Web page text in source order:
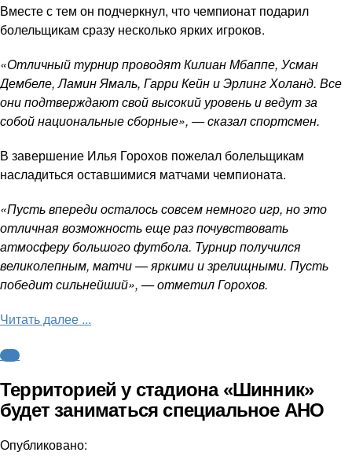
Вместе с тем он подчеркнул, что чемпионат подарил
болельщикам сразу несколько ярких игроков.
«Отличный турнир проводят Килиан Мбаппе, Усман
Дембеле, Ламин Ямаль, Гарри Кейн и Эрлинг Холанд. Все
они подтверждают свой высокий уровень и ведут за
собой национальные сборные», — сказал спортсмен.
В завершение Илья Горохов пожелал болельщикам
насладиться оставшимися матчами чемпионата.
«Пусть впереди осталось совсем немного игр, но это
отличная возможность еще раз почувствовать
атмосферу большого футбола. Турнир получился
великолепным, матчи — яркими и зрелищными. Пусть
победит сильнейший», — отметил Горохов.
Читать далее ...
ФНЛ
Территорией у стадиона «Шинник»
будет заниматься специальное АНО
Опубликовано: